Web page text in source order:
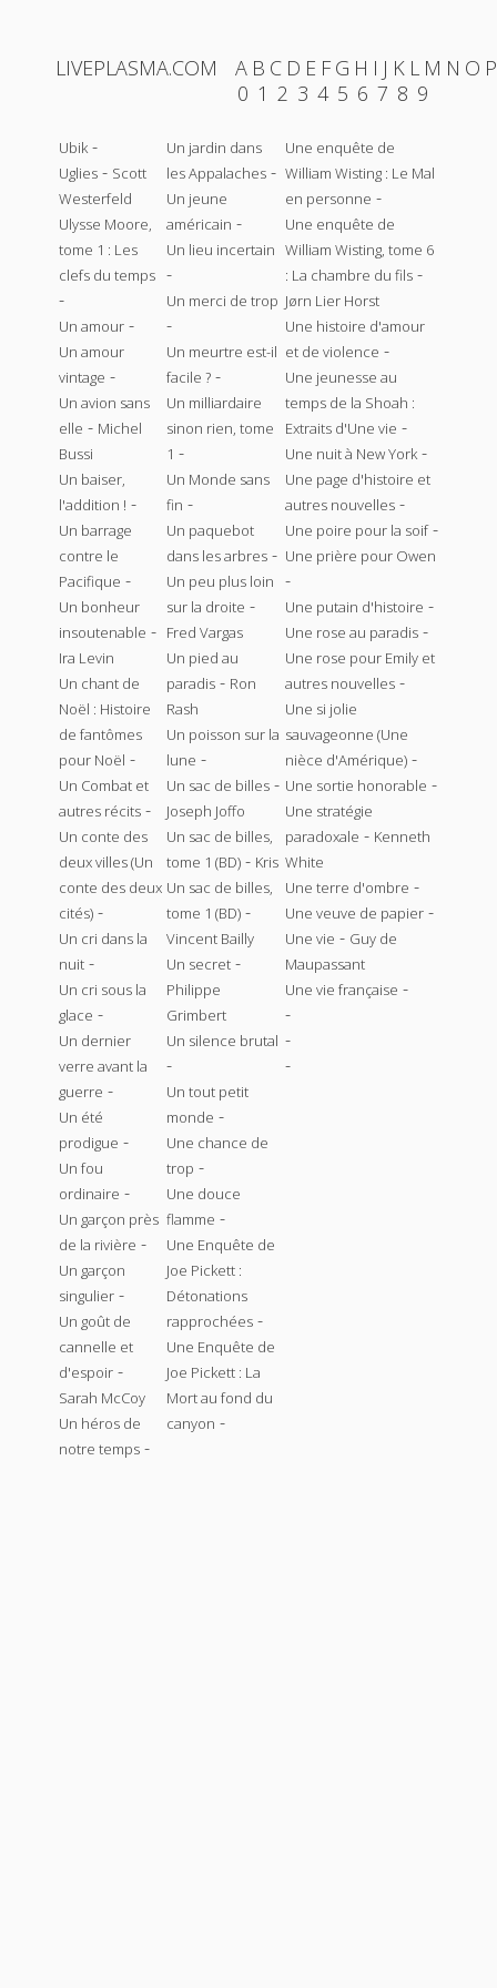
LIVEPLASMA.COM A B C D E F G H I J K L M N O P
0 1 2 3 4 5 6 7 8 9
Ubik -
Uglies - Scott
Westerfeld
Ulysse Moore,
tome 1 : Les
clefs du temps
-
Un amour -
Un amour
vintage -
Un avion sans
elle - Michel
Bussi
Un baiser,
l'addition ! -
Un barrage
contre le
Pacifique -
Un bonheur
insoutenable -
Ira Levin
Un chant de
Noël : Histoire
de fantômes
pour Noël -
Un Combat et
autres récits -
Un conte des
deux villes (Un
conte des deux
cités) -
Un cri dans la
nuit -
Un cri sous la
glace -
Un dernier
verre avant la
guerre -
Un été
prodigue -
Un fou
ordinaire -
Un garçon près
de la rivière -
Un garçon
singulier -
Un goût de
cannelle et
d'espoir -
Sarah McCoy
Un héros de
notre temps -
Un jardin dans
les Appalaches -
Un jeune
américain -
Un lieu incertain
-
Un merci de trop
-
Un meurtre est-il
facile ? -
Un milliardaire
sinon rien, tome
1 -
Un Monde sans
fin -
Un paquebot
dans les arbres -
Un peu plus loin
sur la droite -
Fred Vargas
Un pied au
paradis - Ron
Rash
Un poisson sur la
lune -
Un sac de billes -
Joseph Joffo
Un sac de billes,
tome 1 (BD) - Kris
Un sac de billes,
tome 1 (BD) -
Vincent Bailly
Un secret -
Philippe
Grimbert
Un silence brutal
-
Un tout petit
monde -
Une chance de
trop -
Une douce
flamme -
Une Enquête de
Joe Pickett :
Détonations
rapprochées -
Une Enquête de
Joe Pickett : La
Mort au fond du
canyon -
Une enquête de
William Wisting : Le Mal
en personne -
Une enquête de
William Wisting, tome 6
: La chambre du fils -
Jørn Lier Horst
Une histoire d'amour
et de violence -
Une jeunesse au
temps de la Shoah :
Extraits d'Une vie -
Une nuit à New York -
Une page d'histoire et
autres nouvelles -
Une poire pour la soif-
Une prière pour Owen
-
Une putain d'histoire -
Une rose au paradis -
Une rose pour Emily et
autres nouvelles -
Une si jolie
sauvageonne (Une
nièce d'Amérique) -
Une sortie honorable -
Une stratégie
paradoxale - Kenneth
White
Une terre d'ombre -
Une veuve de papier -
Une vie - Guy de
Maupassant
Une vie française -
-
-
-